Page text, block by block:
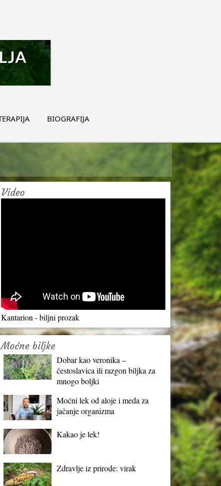
BIOGRAFIJA
Video
Kantarion - biljni prozak
Moćne biljke
Dobar kao veronika –
čestoslavica ili razgon biljka za
mnogo boljki
Moćni lek od aloje i meda za
jačanje organizma
Kakao je lek!
Zdravlje iz prirode: virak